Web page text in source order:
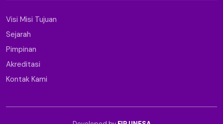
Visi Misi Tujuan
Sejarah
Pimpinan
Akreditasi
Kontak Kami